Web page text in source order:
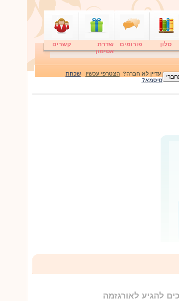
סלון פורומים
שדרת
אסימון
קשרים
עדיין לא חברה?הצטרפי עכשיו
שכחת
סיסמא?
להגיע לאורגזמה